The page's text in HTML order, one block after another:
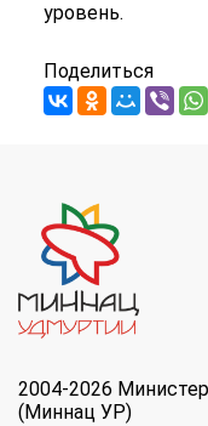
уровень.
Поделиться
2004-2026
(Миннац УР)